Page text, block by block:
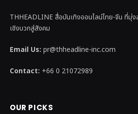
THHEADLINE สื่อบันเทิงออนไลน์ไทย-จีน ที่มุ่
เชิงบวกสู่สังคม
Email Us: pr@thheadline-inc.com
Contact: +66 0 21072989
OUR PICKS